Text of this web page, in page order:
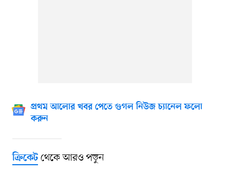
প্রথম আলোর খবর পেতে গুগল নিউজ চ্যানেল ফলো
করুন
ক্রিকেটথেকে আরও পড়ুন